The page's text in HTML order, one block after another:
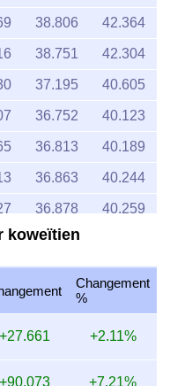
38.806 42.364
38.751 42.304
37.195 40.605
36.752 40.123
36.813 40.189
36.863 40.244
36.878 40.259
37.415
37.043 40.440
36.879
37.263 40.680
koweïtien
Changement
%
+27.661 +2.11%
+90.073 +7.21%